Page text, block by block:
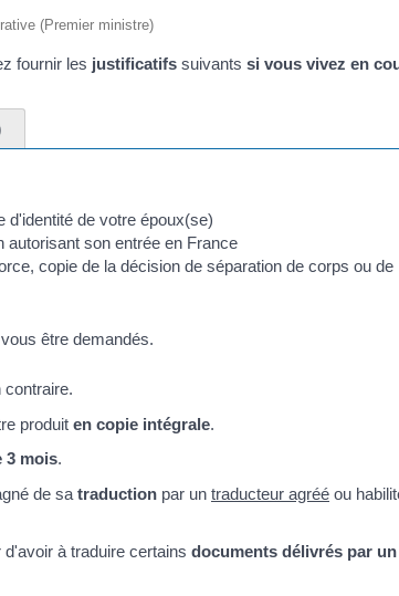
(Premier ministre)
fournir les justificatifs suivants si vous vivez en
d'identité de votre époux(se)
autorisant son entrée en France
copie de la décision de séparation de corps ou
être demandés.
contraire.
produit en copie intégrale.
3 mois.
de sa traduction par un traducteur agréé ou
à traduire certains documents délivrés par